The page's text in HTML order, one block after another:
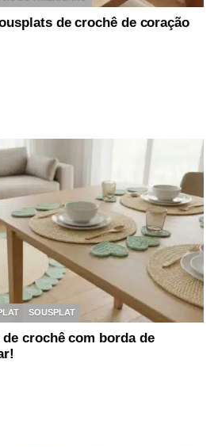
de crochê de coração
SOUSPLAT
crochê com borda de